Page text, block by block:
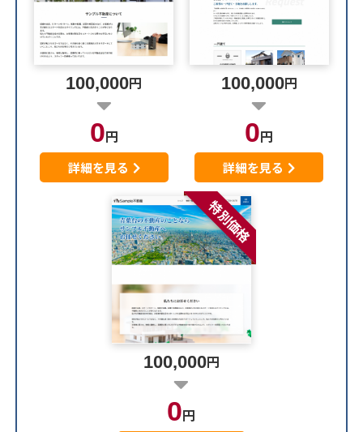
100,000円
0円
詳細を見る
100,000円
0円
詳細を見る
特別価格
100,000円
0円